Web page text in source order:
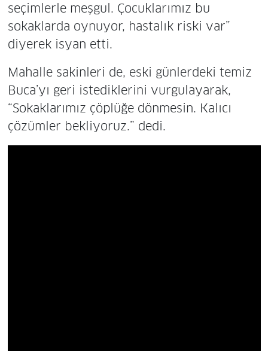
seçimlerle meşgul. Çocuklarımız bu
sokaklarda oynuyor, hastalık riski var”
diyerek isyan etti.
Mahalle sakinleri de, eski günlerdeki temiz
Buca’yı geri istediklerini vurgulayarak,
“Sokaklarımız çöplüğe dönmesin. Kalıcı
çözümler bekliyoruz.” dedi.